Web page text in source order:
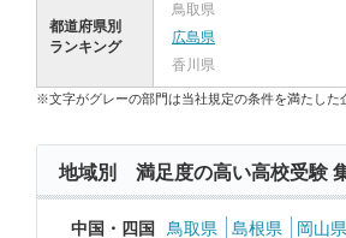
都道府県別
ランキング
鳥取県
広島県
香川県
※文字がグレーの部門は当社規定の条件を満たした
地域別 満足度の高い高校受験
中国・四国 鳥取県 島根県 岡山県